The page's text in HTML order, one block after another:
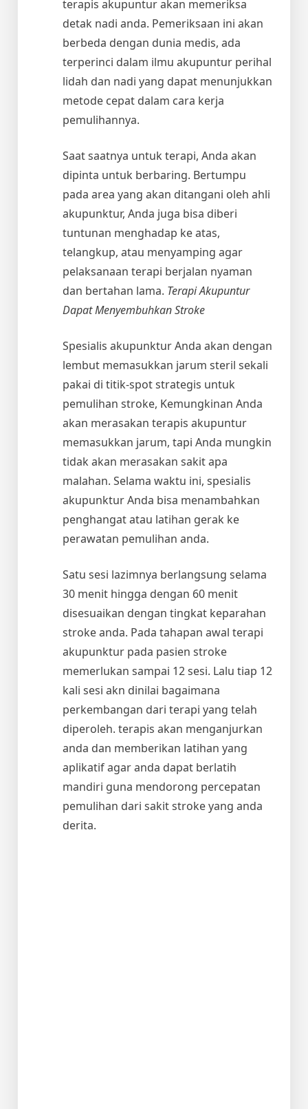
terapis akupuntur akan memeriksa
detak nadi anda. Pemeriksaan ini akan
berbeda dengan dunia medis, ada
terperinci dalam ilmu akupuntur perihal
lidah dan nadi yang dapat menunjukkan
metode cepat dalam cara kerja
pemulihannya.
Saat saatnya untuk terapi, Anda akan
dipinta untuk berbaring. Bertumpu
pada area yang akan ditangani oleh ahli
akupunktur, Anda juga bisa diberi
tuntunan menghadap ke atas,
telangkup, atau menyamping agar
pelaksanaan terapi berjalan nyaman
dan bertahan lama. Terapi Akupuntur
Dapat Menyembuhkan Stroke
Spesialis akupunktur Anda akan dengan
lembut memasukkan jarum steril sekali
pakai di titik-spot strategis untuk
pemulihan stroke, Kemungkinan Anda
akan merasakan terapis akupuntur
memasukkan jarum, tapi Anda mungkin
tidak akan merasakan sakit apa
malahan. Selama waktu ini, spesialis
akupunktur Anda bisa menambahkan
penghangat atau latihan gerak ke
perawatan pemulihan anda.
Satu sesi lazimnya berlangsung selama
30 menit hingga dengan 60 menit
disesuaikan dengan tingkat keparahan
stroke anda. Pada tahapan awal terapi
akupunktur pada pasien stroke
memerlukan sampai 12 sesi. Lalu tiap 12
kali sesi akn dinilai bagaimana
perkembangan dari terapi yang telah
diperoleh. terapis akan menganjurkan
anda dan memberikan latihan yang
aplikatif agar anda dapat berlatih
mandiri guna mendorong percepatan
pemulihan dari sakit stroke yang anda
derita.